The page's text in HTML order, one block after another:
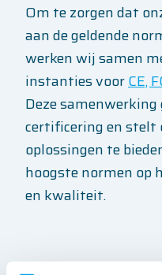
Om te zorgen dat
aan de geldende
werken wij samen
instanties voorCE,
Deze
certificering en stelt
oplossingen te
hoogste normen op
en kwaliteit.